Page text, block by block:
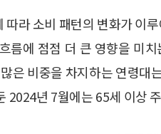
따라 소비 패턴의 변화가 이
름에 점점 더 큰 영향을 미
은 비중을 차지하는 연령대
2024년 7월에는 65세 이상